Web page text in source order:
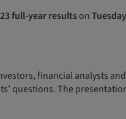
full-year resultson
financial analysts
questions. The